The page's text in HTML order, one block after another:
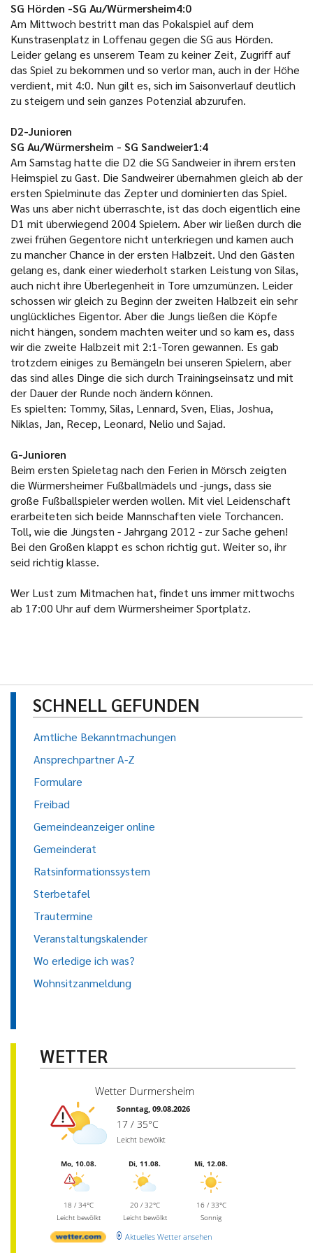
SG Hörden -SG Au/Würmersheim4:0
Am Mittwoch bestritt man das Pokalspiel auf dem
Kunstrasenplatz in Loffenau gegen die SG aus Hörden.
Leider gelang es unserem Team zu keiner Zeit, Zugriff auf
das Spiel zu bekommen und so verlor man, auch in der Höhe
verdient, mit 4:0. Nun gilt es, sich im Saisonverlauf deutlich
zu steigern und sein ganzes Potenzial abzurufen.
D2-Junioren
SG Au/Würmersheim - SG Sandweier1:4
Am Samstag hatte die D2 die SG Sandweier in ihrem ersten
Heimspiel zu Gast. Die Sandweirer übernahmen gleich ab der
ersten Spielminute das Zepter und dominierten das Spiel.
Was uns aber nicht überraschte, ist das doch eigentlich eine
D1 mit überwiegend 2004 Spielern. Aber wir ließen durch die
zwei frühen Gegentore nicht unterkriegen und kamen auch
zu mancher Chance in der ersten Halbzeit. Und den Gästen
gelang es, dank einer wiederholt starken Leistung von Silas,
auch nicht ihre Überlegenheit in Tore umzumünzen. Leider
schossen wir gleich zu Beginn der zweiten Halbzeit ein sehr
unglückliches Eigentor. Aber die Jungs ließen die Köpfe
nicht hängen, sondern machten weiter und so kam es, dass
wir die zweite Halbzeit mit 2:1-Toren gewannen. Es gab
trotzdem einiges zu Bemängeln bei unseren Spielern, aber
das sind alles Dinge die sich durch Trainingseinsatz und mit
der Dauer der Runde noch ändern können.
Es spielten: Tommy, Silas, Lennard, Sven, Elias, Joshua,
Niklas, Jan, Recep, Leonard, Nelio und Sajad.
G-Junioren
Beim ersten Spieletag nach den Ferien in Mörsch zeigten
die Würmersheimer Fußballmädels und -jungs, dass sie
große Fußballspieler werden wollen. Mit viel Leidenschaft
erarbeiteten sich beide Mannschaften viele Torchancen.
Toll, wie die Jüngsten - Jahrgang 2012 - zur Sache gehen!
Bei den Großen klappt es schon richtig gut. Weiter so, ihr
seid richtig klasse.
Wer Lust zum Mitmachen hat, findet uns immer mittwochs
ab 17:00 Uhr auf dem Würmersheimer Sportplatz.
SCHNELL GEFUNDEN
Amtliche Bekanntmachungen
Ansprechpartner A-Z
Formulare
Freibad
Gemeindeanzeiger online
Gemeinderat
Ratsinformationssystem
Sterbetafel
Trautermine
Veranstaltungskalender
Wo erledige ich was?
Wohnsitzanmeldung
WETTER
Wetter Durmersheim
Sonntag, 09.08.2026
17 / 35°C
Leicht bewölkt
Mo, 10.08.
18 / 34°C
Leicht bewölkt
Di, 11.08.
20 / 32°C
Leicht bewölkt
Mi, 12.08.
16 / 33°C
Sonnig
Aktuelles Wetter ansehen